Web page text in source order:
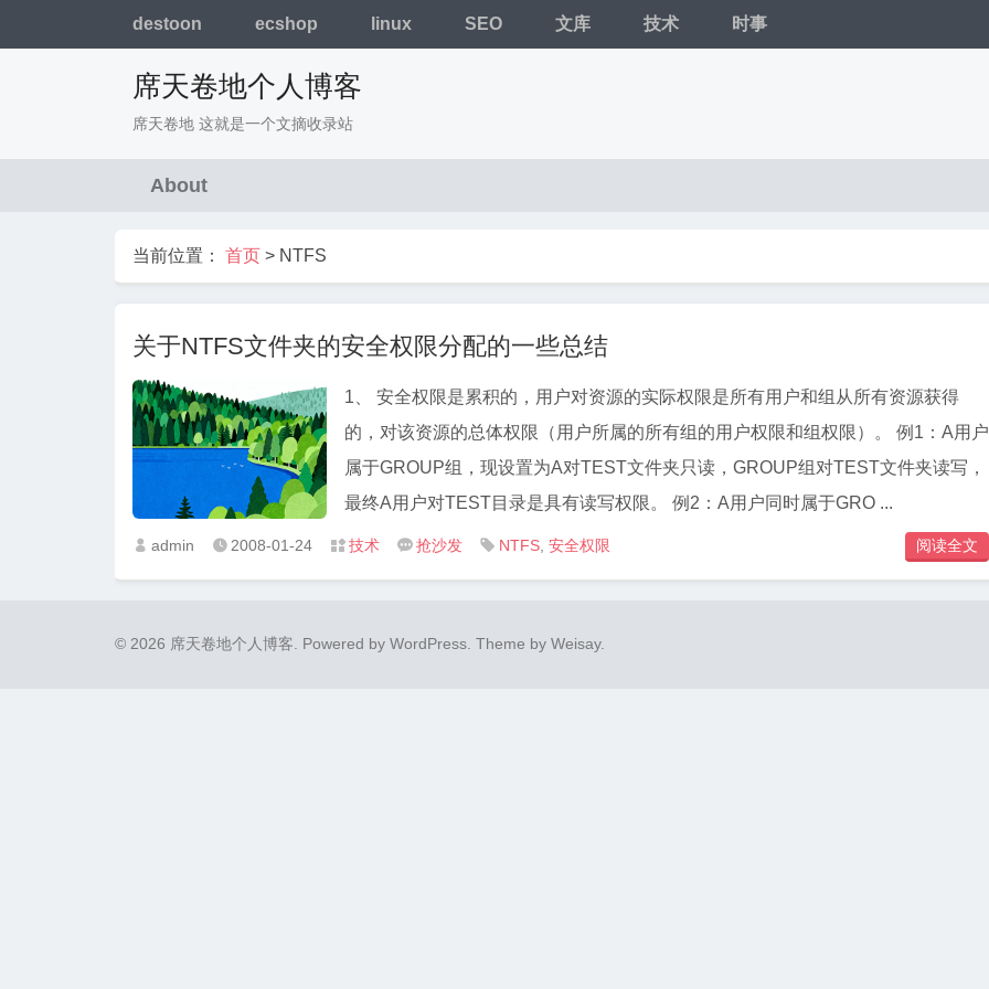
destoon ecshop linux SEO 文库 技术 时事
席天卷地个人博客
席天卷地 这就是一个文摘收录站
About
当前位置： 首页 > NTFS
关于NTFS文件夹的安全权限分配的一些总结
1、 安全权限是累积的，用户对资源的实际权限是所有用户和组从所有资源获得
的，对该资源的总体权限（用户所属的所有组的用户权限和组权限）。 例1：A用户
属于GROUP组，现设置为A对TEST文件夹只读，GROUP组对TEST文件夹读写，
最终A用户对TEST目录是具有读写权限。 例2：A用户同时属于GRO ...
 admin  2008-01-24  技术  抢沙发  NTFS 安全权限 阅读全文
© 2026 席天卷地个人博客. Powered by WordPress . Theme by Weisay.